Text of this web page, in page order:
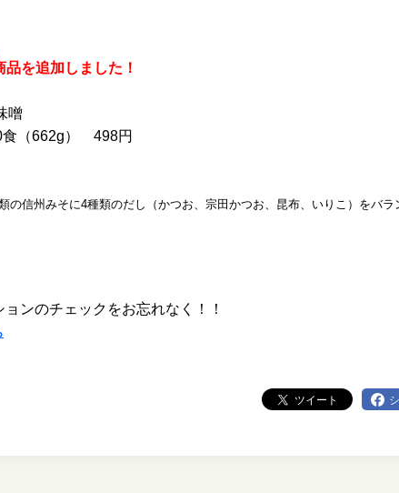
を追加しました！
噌
（662g） 498円
の信州みそに4種類のだし（かつお、宗田かつお、昆布、いりこ）をバ
ンのチェックをお忘れなく！！
ツイート